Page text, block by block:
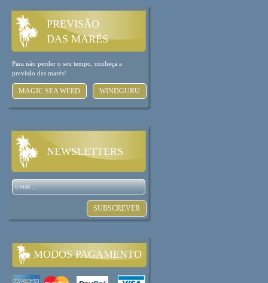
PREVISÃO
DAS MARÉS
Para não perder o seu tempo, conheça a
previsão das marés!
MAGIC SEA WEED WINDGURU
NEWSLETTERS
MODOS PAGAMENTO